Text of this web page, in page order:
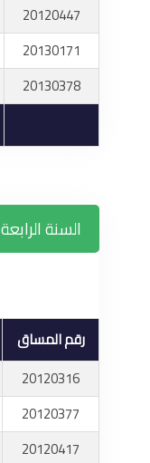
20120447
20130171
20130378
السنة الرابعة
رقم المساق
20120316
20120377
20120417